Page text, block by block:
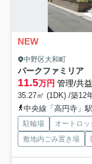
NEW
中野区大和町
パークファミリア
11.5万円 管理/共
35.27㎡ (1DK) /築12
中央線「高円寺」
駐輪場 オートロッ
敷地内ごみ置き場